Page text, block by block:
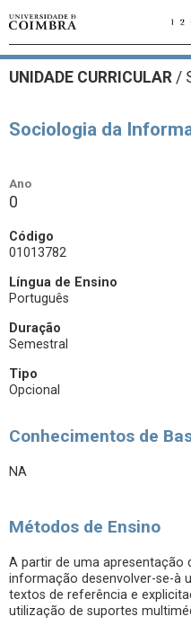
UNIDADE CURRICULAR /
Sociologia da
Ano
0
Código
01013782
Língua de Ensino
Português
Duração
Semestral
Tipo
Opcional
Conhecimentos de
NA
Métodos de Ensino
A partir de uma apresentação
informação desenvolver-se-à
textos de referência e
utilização de suportes